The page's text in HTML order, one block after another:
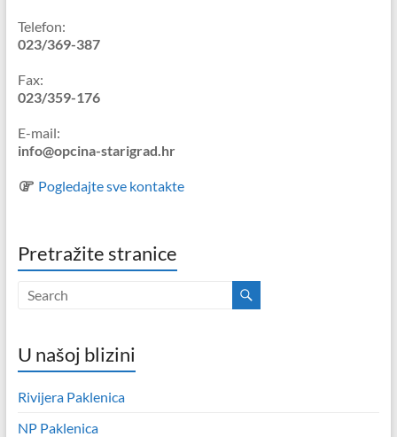
Telefon:
023/369-387
Fax:
023/359-176
E-mail:
info@opcina-starigrad.hr
Pogledajte sve kontakte
Pretražite stranice
U našoj blizini
Rivijera Paklenica
NP Paklenica